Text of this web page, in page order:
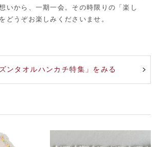
いから、一期一会。その時限りの「楽し
どうぞお楽しみくださいませ。
ズンタオルハンカチ特集」をみる